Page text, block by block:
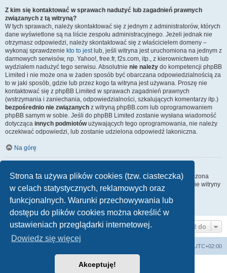
Strona ta używa plików cookies (tzw. ciasteczka)
w celach statystycznych, reklamowych oraz
funkcjonalnych. Warunki przechowywania lub
dostępu do plików cookies można określić w
ustawieniach przeglądarki internetowej.
Dowiedz się więcej
Akceptuję!
Z kim się kontaktować w sprawach nadużyć lub zagadnień prawnych
związanych z tą witryną?
W tych sprawach, należy skontaktować się z jednym z administratorów, których
dane wyświetlone są na liście zespołu administracyjnego. Jeżeli jednak nie
otrzymasz odpowiedzi, należy skontaktować się z właścicielem domeny –
wykonaj sprawdzenie kto to jestlub, jeśli witryna jest uruchomiona na jednym z
darmowych serwisów, np. Yahoo!, free.fr, f2s.com, itp., z kierownictwem lub
wydziałem nadużyć tego serwisu. Absolutnie nie należy do kompetencji phpBB
Limited i nie może ona w żaden sposób być obarczana odpowiedzialnością za
to w jaki sposób, gdzie lub przez kogo ta witryna jest używana. Proszę nie
kontaktować się z phpBB Limited w sprawach zagadnień prawnych
(wstrzymania i zaniechania, odpowiedzialności, szkalujących komentarzy itp.)
bezpośrednio nie związanych z witryną phpBB.com lub oprogramowaniem
phpBB samym w sobie. Jeśli do phpBB Limited zostanie wysłana wiadomość
dotycząca innych podmiotówużywających tego oprogramowania, nie należy
oczekiwać odpowiedzi, lub zostanie udzielona odpowiedź lakoniczna.
Na górę
Wszyscy użytkownicy witryny mogą używać – jeśli funkcja ta jest włączona
przez administratora witryny – formularza „Kontakt z nami”. Członkowie witryny
mogą także używać odnośnika „Zespół administracyjny”.
Na górę
Przejdź do
UTC+02:00
Technologię dostarczaphpBB® Forum Software © phpBB Limited